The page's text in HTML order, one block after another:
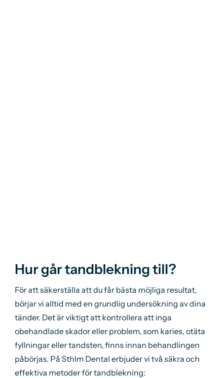
Hur går tandblekning till?
För att säkerställa att du får bästa möjliga resultat,
börjar vi alltid med en grundlig undersökning av dina
tänder. Det är viktigt att kontrollera att inga
obehandlade skador eller problem, som karies, otäta
fyllningar eller tandsten, finns innan behandlingen
påbörjas. På Sthlm Dental erbjuder vi två säkra och
effektiva metoder för tandblekning: